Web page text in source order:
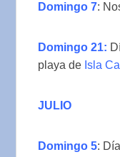
Domingo 7:
Domingo 21:
playa de Isla
JULIO
Domingo 5: